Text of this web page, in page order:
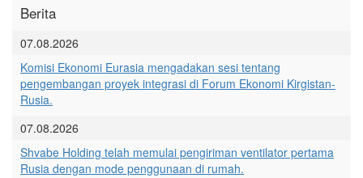
Berita
07.08.2026
Komisi Ekonomi Eurasia mengadakan sesi tentang
pengembangan proyek integrasi di Forum Ekonomi Kirgistan-
Rusia.
07.08.2026
Shvabe Holding telah memulai pengiriman ventilator pertama
Rusia dengan mode penggunaan di rumah.